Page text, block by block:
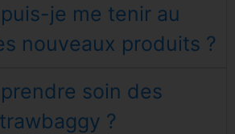
je me tenir au
nouveaux produits ?
soin des
?